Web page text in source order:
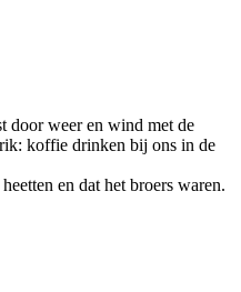
door weer en wind met de
koffie drinken bij ons in de
en dat het broers waren.